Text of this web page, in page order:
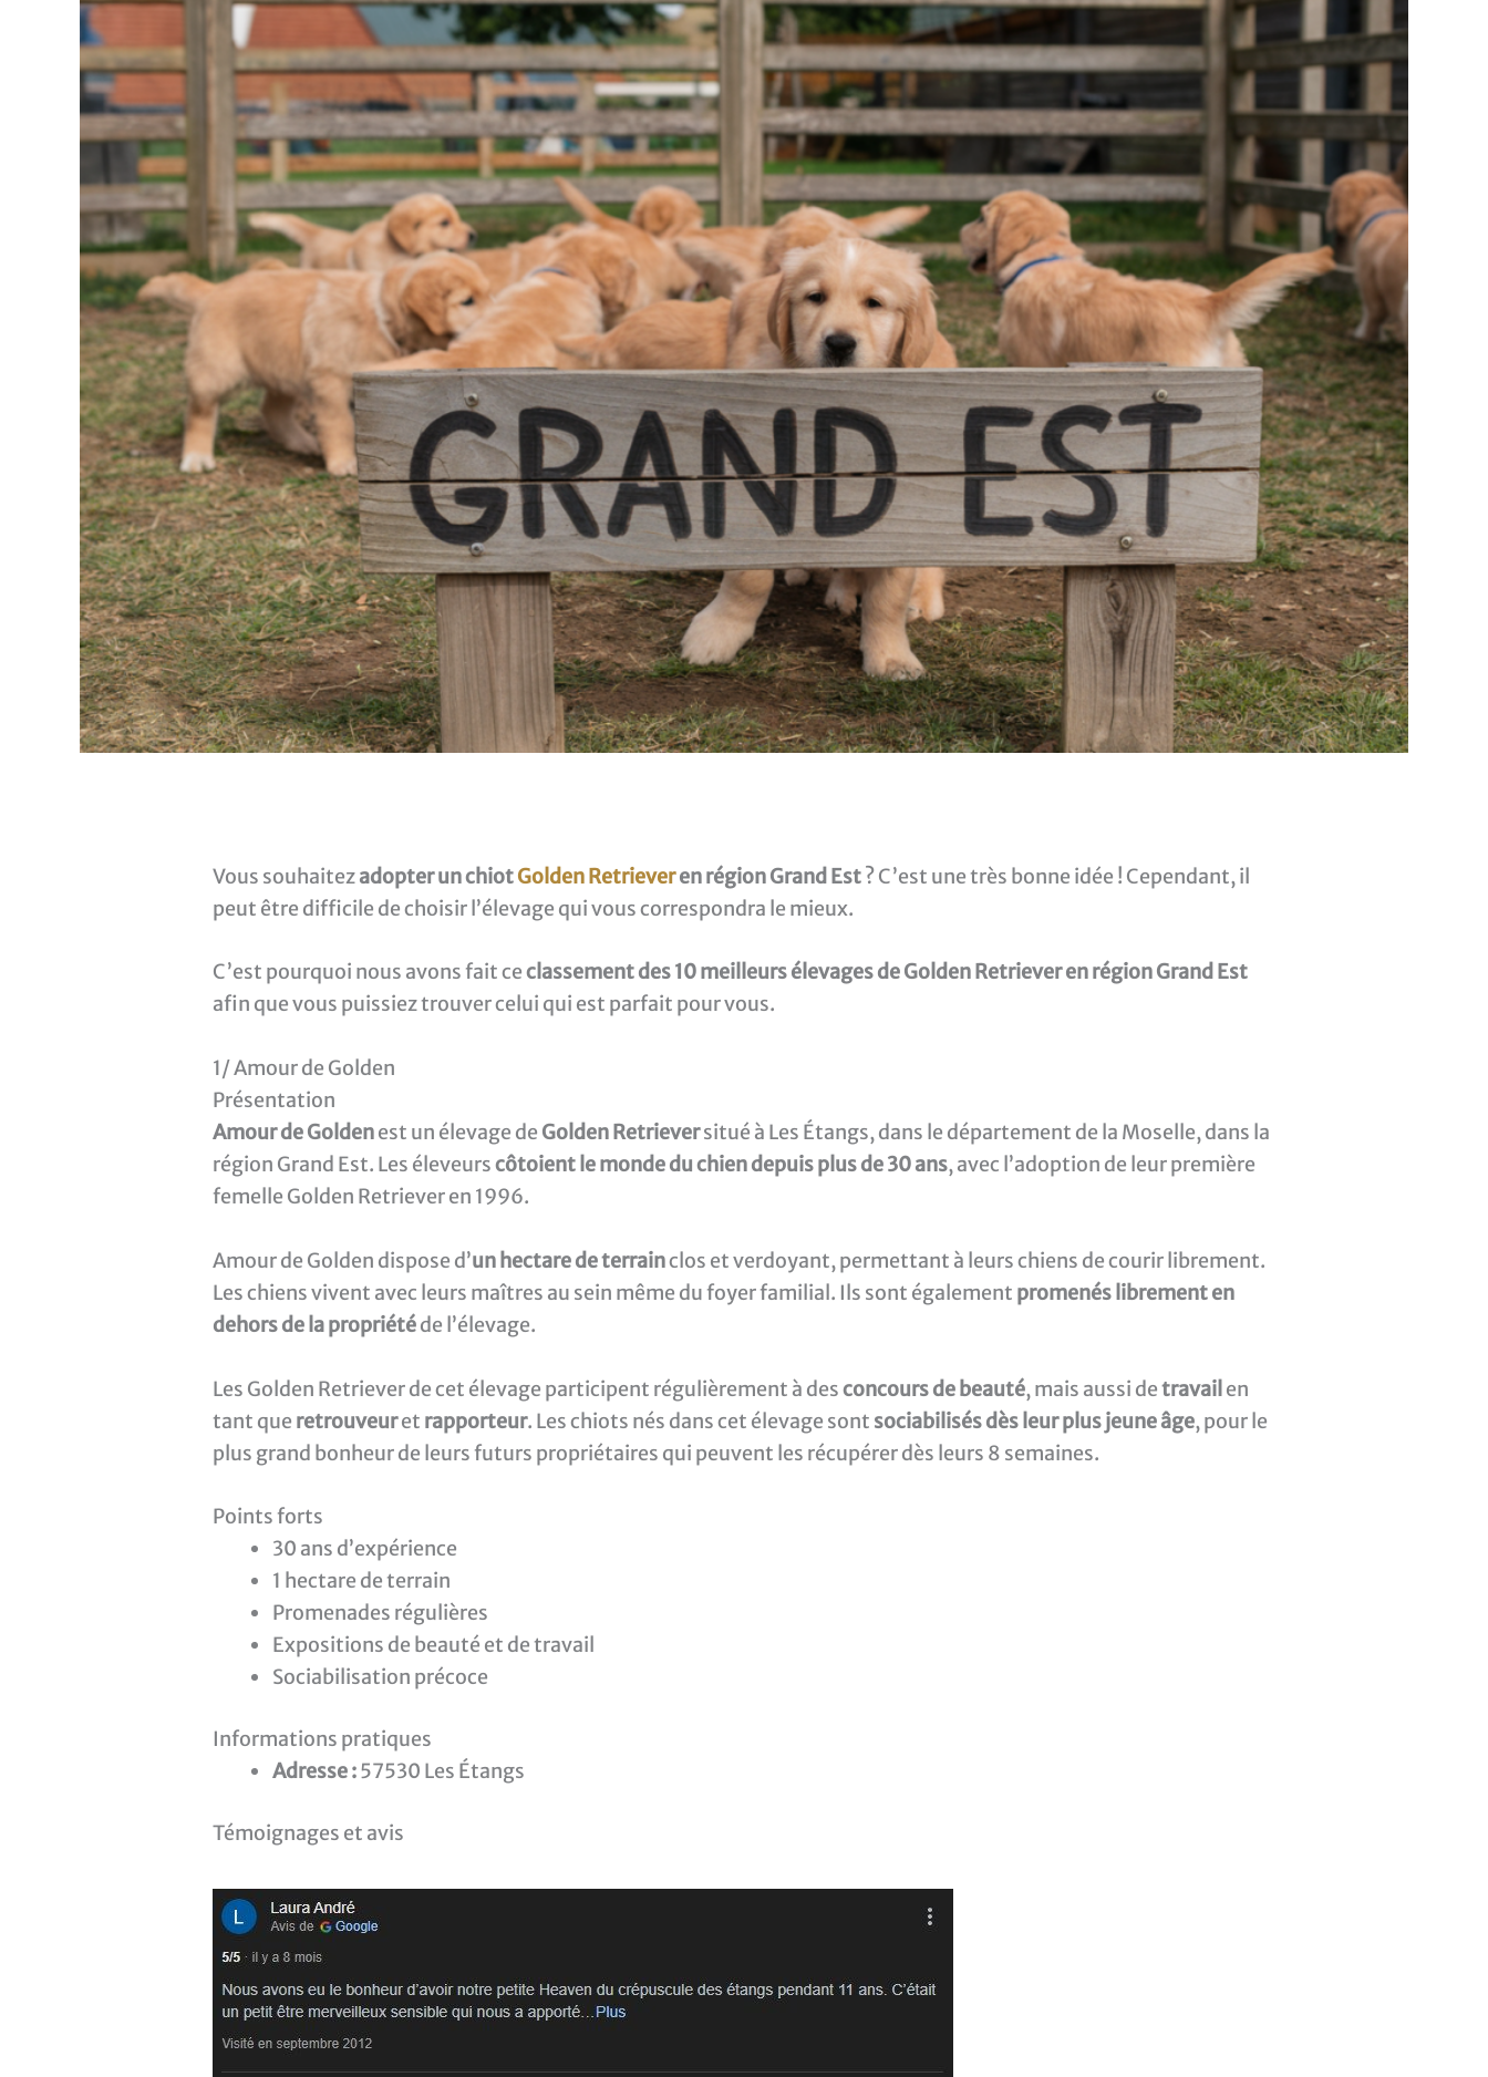
Vous souhaitezadopter un chiotGolden Retrieveren région Grand Est? C’est une très bonne idée ! Cependant, il
peut être difficile de choisir l’élevage qui vous correspondra le mieux.
C’est pourquoi nous avons fait ceclassement des 10 meilleurs élevages de Golden Retriever en région Grand Est
afin que vous puissiez trouver celui qui est parfait pour vous.
1/ Amour de Golden
Présentation
Amour de Goldenest un élevage de Golden Retrieversitué à Les Étangs, dans le département de la Moselle, dans la
région Grand Est. Les éleveurscôtoient le monde du chien depuis plus de 30 ans, avec l’adoption de leur première
femelle Golden Retriever en 1996.
Amour de Golden dispose d’un hectare de terrainclos et verdoyant, permettant à leurs chiens de courir librement.
Les chiens vivent avec leurs maîtres au sein même du foyer familial. Ils sont également promenés librement en
dehors de la propriétéde l’élevage.
Les Golden Retriever de cet élevage participent régulièrement à desconcours de beauté, mais aussi detravail en
tant que retrouveuret rapporteur. Les chiots nés dans cet élevage sont sociabilisés dès leur plus jeune âge, pour le
plus grand bonheur de leurs futurs propriétaires qui peuvent les récupérer dès leurs 8 semaines.
Points forts
30 ans d’expérience
1 hectare de terrain
Promenades régulières
Expositions de beauté et de travail
Sociabilisation précoce
Informations pratiques
Adresse :57530 Les Étangs
Témoignages et avis